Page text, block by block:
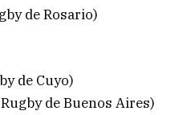
de Rosario)
de Cuyo)
de Buenos Aires)